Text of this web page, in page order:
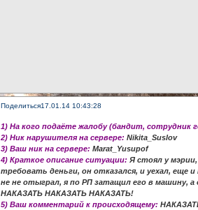
Поделиться17.01.14 10:43:28
1) На кого подаёте жалобу (бандит, сотрудник
2) Ник нарушителя на сервере: Nikita_Suslov
3) Ваш ник на сервере: Marat_Yusupof
4) Краткое описание ситуации: Я стоял у
требовать деньги, он отказался, и уехал, еще
не не отыграл, я по РП затащил его в машину,
НАКАЗАТЬ НАКАЗАТЬ НАКАЗАТЬ!
5) Ваш комментарий к происходящему: